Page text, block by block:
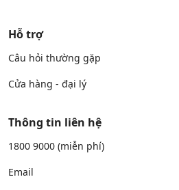
Hỗ trợ
Câu hỏi thường gặp
Cửa hàng - đại lý
Thông tin liên hệ
1800 9000 (miễn phí)
Email